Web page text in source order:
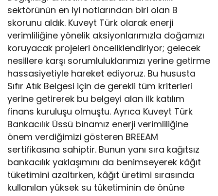
sektörünün en iyi notlarından biri olan B
skorunu aldık. Kuveyt Türk olarak enerji
verimliliğine yönelik aksiyonlarımızla doğamızı
koruyacak projeleri önceliklendiriyor; gelecek
nesillere karşı sorumluluklarımızı yerine getirme
hassasiyetiyle hareket ediyoruz. Bu hususta
Sıfır Atık Belgesi için de gerekli tüm kriterleri
yerine getirerek bu belgeyi alan ilk katılım
finans kuruluşu olmuştu. Ayrıca Kuveyt Türk
Bankacılık Üssü binamız enerji verimliliğine
önem verdiğimizi gösteren BREEAM
sertifikasına sahiptir. Bunun yanı sıra kağıtsız
bankacılık yaklaşımını da benimseyerek kâğıt
tüketimini azaltırken, kâğıt üretimi sırasında
kullanılan yüksek su tüketiminin de önüne